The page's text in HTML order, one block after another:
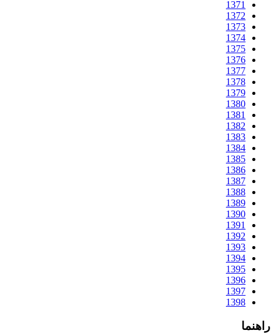
1371
1372
1373
1374
1375
1376
1377
1378
1379
1380
1381
1382
1383
1384
1385
1386
1387
1388
1389
1390
1391
1392
1393
1394
1395
1396
1397
1398
راهنما